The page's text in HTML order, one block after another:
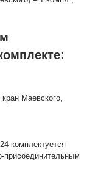
Маевского,
комплектуется
присоединительным